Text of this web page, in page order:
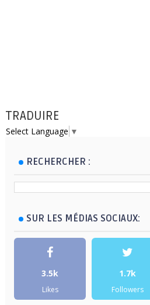
TRADUIRE
Select Language ▼
RECHERCHER :
SUR LES MÉDIAS SOCIAUX:
3.5k
Likes
1.7k
Followers